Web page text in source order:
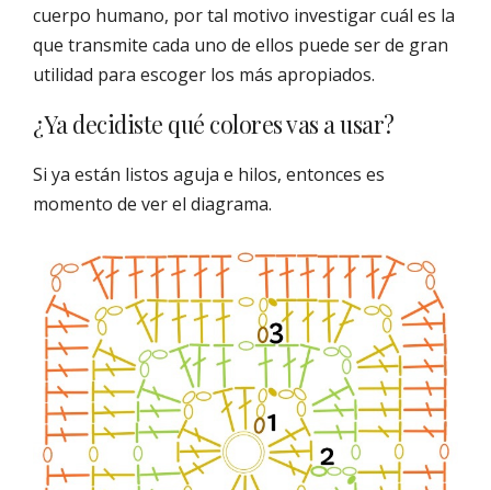
cuerpo humano, por tal motivo investigar cuál es la
que transmite cada uno de ellos puede ser de gran
utilidad para escoger los más apropiados.
¿Ya decidiste qué colores vas a usar?
Si ya están listos aguja e hilos, entonces es
momento de ver el diagrama.